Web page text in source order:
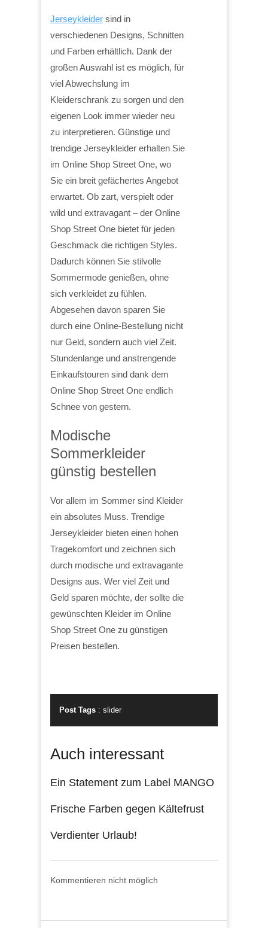
Jerseykleider sind in
verschiedenen Designs, Schnitten
und Farben erhältlich. Dank der
großen Auswahl ist es möglich, für
viel Abwechslung im
Kleiderschrank zu sorgen und den
eigenen Look immer wieder neu
zu interpretieren. Günstige und
trendige Jerseykleider erhalten Sie
im Online Shop Street One, wo
Sie ein breit gefächertes Angebot
erwartet. Ob zart, verspielt oder
wild und extravagant – der Online
Shop Street One bietet für jeden
Geschmack die richtigen Styles.
Dadurch können Sie stilvolle
Sommermode genießen, ohne
sich verkleidet zu fühlen.
Abgesehen davon sparen Sie
durch eine Online-Bestellung nicht
nur Geld, sondern auch viel Zeit.
Stundenlange und anstrengende
Einkaufstouren sind dank dem
Online Shop Street One endlich
Schnee von gestern.
Modische
Sommerkleider
günstig bestellen
Vor allem im Sommer sind Kleider
ein absolutes Muss. Trendige
Jerseykleider bieten einen hohen
Tragekomfort und zeichnen sich
durch modische und extravagante
Designs aus. Wer viel Zeit und
Geld sparen möchte, der sollte die
gewünschten Kleider im Online
Shop Street One zu günstigen
Preisen bestellen.
Post Tags : slider
Auch interessant
Ein Statement zum Label MANGO
Frische Farben gegen Kältefrust
Verdienter Urlaub!
Kommentieren nicht möglich